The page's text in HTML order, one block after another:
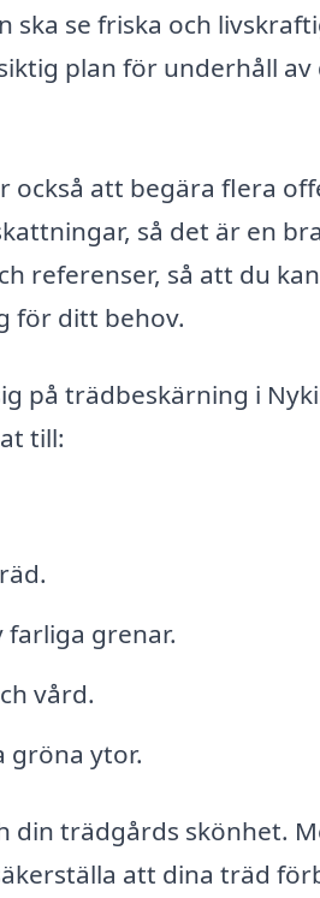
se friska och
plan för underhåll av
också att begära flera
så det är en
referenser, så att du
för ditt behov.
på trädbeskärning i
till:
grenar.
vård.
gröna ytor.
din trädgårds skönhet.
att dina träd